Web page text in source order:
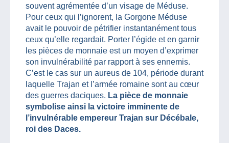
souvent agrémentée d’un visage de Méduse.
Pour ceux qui l’ignorent, la Gorgone Méduse
avait le pouvoir de pétrifier instantanément tous
ceux qu’elle regardait. Porter l’égide et en garnir
les pièces de monnaie est un moyen d’exprimer
son invulnérabilité par rapport à ses ennemis.
C’est le cas sur un aureus de 104, période durant
laquelle Trajan et l’armée romaine sont au cœur
des guerres daciques. La pièce de monnaie
symbolise ainsi la victoire imminente de
l’invulnérable empereur Trajan sur Décébale,
roi des Daces.